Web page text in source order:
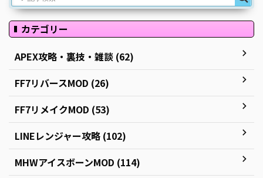
カテゴリー
APEX攻略・裏技・雑談 (62)
FF7リバースMOD (26)
FF7リメイクMOD (53)
LINEレンジャー攻略 (102)
MHWアイスボーンMOD (114)